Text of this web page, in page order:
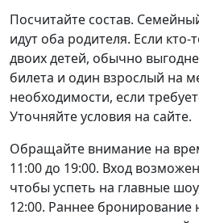
Посчитайте состав.
идут оба родителя. Если
двоих детей, обычно
билета и один взрослый на
необходимости, если
Уточняйте условия на сайте.
Обращайте внимание на
11:00 до 19:00. Вход
чтобы успеть на главные
12:00. Раннее бронирование